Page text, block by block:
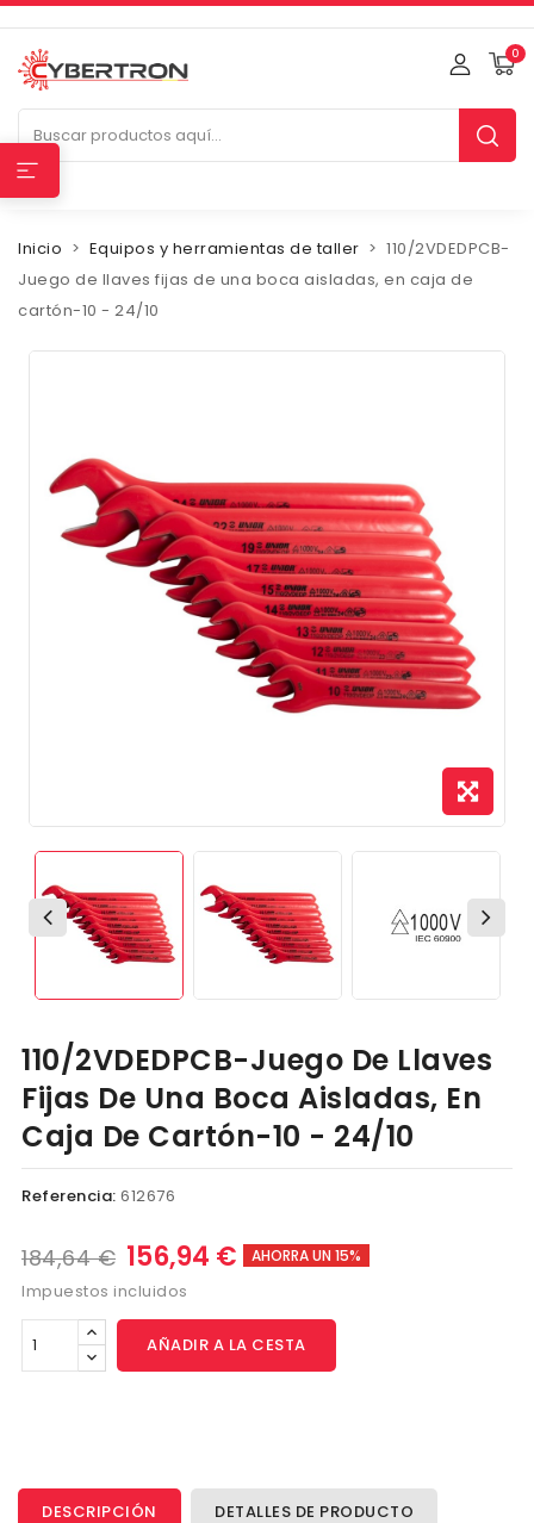
0
Inicio Equipos y herramientas de taller
110/2VDEDPCB-
Juego de llaves fijas de una boca aisladas, en caja de
cartón-10 - 24/10
110/2VDEDPCB-Juego De Llaves
Fijas De Una Boca Aisladas, En
Caja De Cartón-10 - 24/10
Referencia: 612676
184,64 € 156,94 € AHORRA UN 15%
Impuestos incluidos
AÑADIR A LA CESTA
DESCRIPCIÓN DETALLES DE PRODUCTO